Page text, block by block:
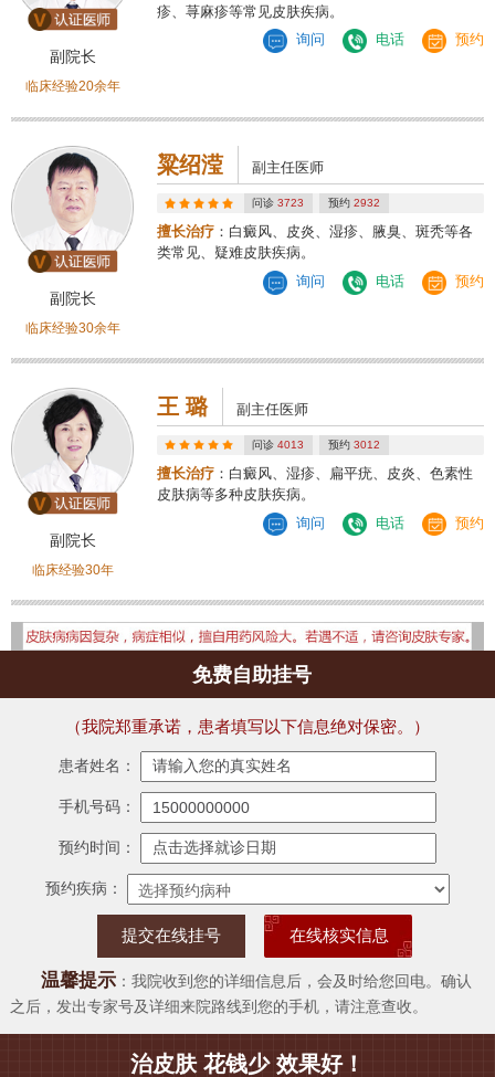
副院长
临床经验20余年
疹、荨麻疹等常见皮肤疾病。
询问
电话 预约
副院长
临床经验30余年
粱绍滢 副主任医师
问诊3723 预约 2932
擅长治疗 ：白癜风、皮炎、湿疹、腋臭、斑秃等各
类常见、疑难皮肤疾病。
询问
电话 预约
副院长
临床经验30年
王 璐 副主任医师
问诊4013 预约 3012
擅长治疗 ：白癜风、湿疹、扁平疣、皮炎、色素性
皮肤病等多种皮肤疾病。
询问
电话 预约
免费自助挂号
（我院郑重承诺，患者填写以下信息绝对保密。）
患者姓名：
手机号码：
预约时间：
预约疾病：
在线核实信息
温馨提示：我院收到您的详细信息后，会及时给您回电。确认
之后，发出专家号及详细来院路线到您的手机，请注意查收。
治皮肤 花钱少 效果好！